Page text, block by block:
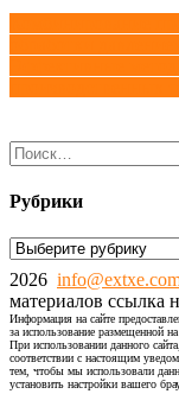
Навигация
по
записям
Найти:
Рубрики
Рубрики
2026
материалов ссылка
Информация на сайте
за использование размещенной
При использовании данного
соответствии с настоящим
тем, чтобы мы использовали
установить настройки вашего